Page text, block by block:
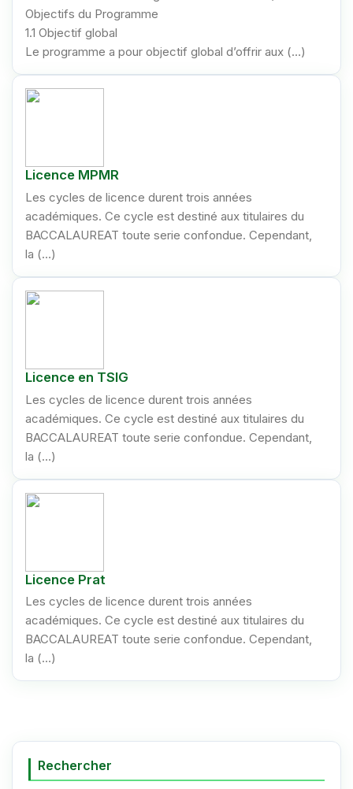
Objectifs du Programme
1.1 Objectif global
Le programme a pour objectif global d’offrir aux (…)
Licence MPMR
Les cycles de licence durent trois années
académiques. Ce cycle est destiné aux titulaires du
BACCALAUREAT toute serie confondue. Cependant,
la (…)
Licence en TSIG
Les cycles de licence durent trois années
académiques. Ce cycle est destiné aux titulaires du
BACCALAUREAT toute serie confondue. Cependant,
la (…)
Licence Prat
Les cycles de licence durent trois années
académiques. Ce cycle est destiné aux titulaires du
BACCALAUREAT toute serie confondue. Cependant,
la (…)
Rechercher